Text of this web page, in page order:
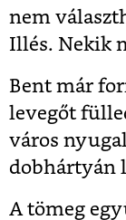
nem
Illés. Nekik
Bent már
levegőt
város
dobhártyán
A tömeg